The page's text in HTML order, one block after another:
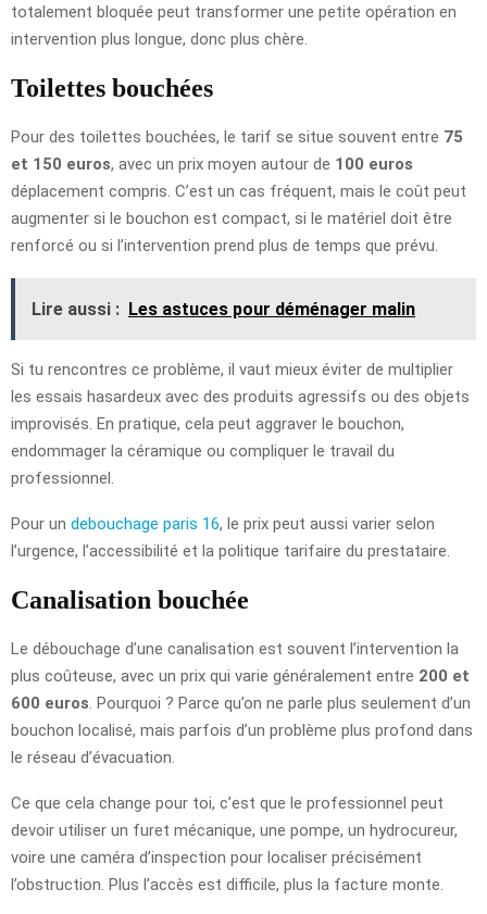
totalement bloquée peut transformer une petite opération en
intervention plus longue, donc plus chère.
Toilettes bouchées
Pour des toilettes bouchées, le tarif se situe souvent entre 75
et 150 euros, avec un prix moyen autour de 100 euros
déplacement compris. C’est un cas fréquent, mais le coût peut
augmenter si le bouchon est compact, si le matériel doit être
renforcé ou si l’intervention prend plus de temps que prévu.
Lire aussi : Les astuces pour déménager malin
Si tu rencontres ce problème, il vaut mieux éviter de multiplier
les essais hasardeux avec des produits agressifs ou des objets
improvisés. En pratique, cela peut aggraver le bouchon,
endommager la céramique ou compliquer le travail du
professionnel.
Pour un debouchage paris 16, le prix peut aussi varier selon
l’urgence, l’accessibilité et la politique tarifaire du prestataire.
Canalisation bouchée
Le débouchage d’une canalisation est souvent l’intervention la
plus coûteuse, avec un prix qui varie généralement entre 200 et
600 euros . Pourquoi ? Parce qu’on ne parle plus seulement d’un
bouchon localisé, mais parfois d’un problème plus profond dans
le réseau d’évacuation.
Ce que cela change pour toi, c’est que le professionnel peut
devoir utiliser un furet mécanique, une pompe, un hydrocureur,
voire une caméra d’inspection pour localiser précisément
l’obstruction. Plus l’accès est difficile, plus la facture monte.